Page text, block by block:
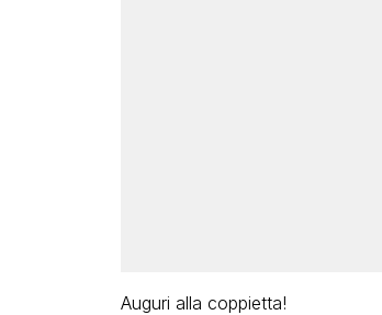
Auguri alla coppietta!